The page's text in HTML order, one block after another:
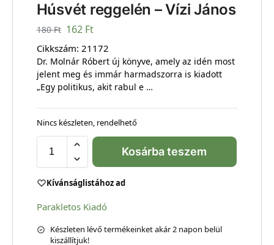
Húsvét reggelén – Vízi János
180Ft 162 Ft
Cikkszám: 21172
Dr. Molnár Róbert új könyve, amely az idén most
jelent meg és immár harmadszorra is kiadott
„Egy politikus, akit rabul e …
Nincs készleten, rendelhető
Kosárba teszem
Kívánságlistához ad
Parakletos Kiadó
Készleten lévő termékeinket akár 2 napon belül
kiszállítjuk!